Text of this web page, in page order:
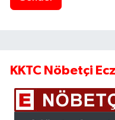
KKTC Nöbetçi